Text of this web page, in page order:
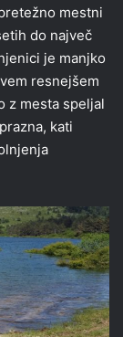
mestni
do največ
je manjko
resnejšem
z mesta speljal
kati